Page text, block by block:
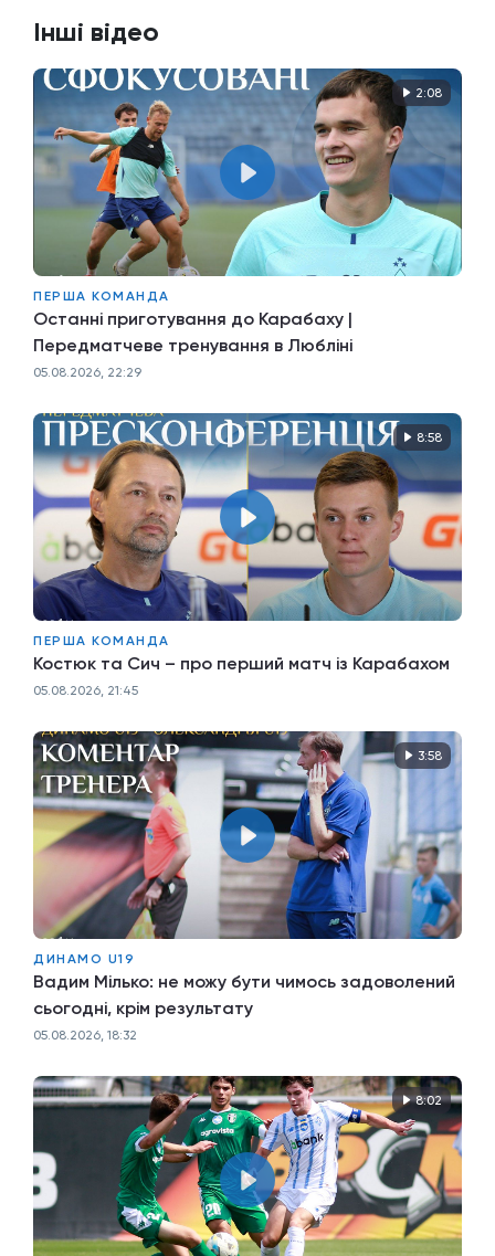
Інші відео
2:08
ПЕРША КОМАНДА
Останні приготування до Карабаху |
Передматчеве тренування в Любліні
05.08.2026, 22:29
8:58
ПЕРША КОМАНДА
Костюк та Сич – про перший матч із Карабахом
05.08.2026, 21:45
3:58
ДИНАМО U19
Вадим Мілько: не можу бути чимось задоволений
сьогодні, крім результату
05.08.2026, 18:32
8:02